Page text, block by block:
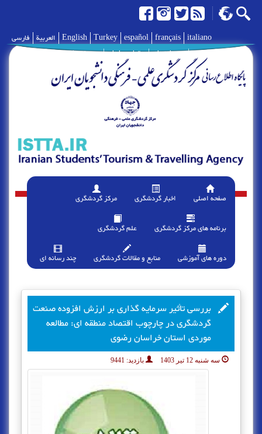
فارسی العربية English Turkey español français italiano
درباره ما | تماس با ما | پیوند ها |
صفحه اصلی اخبار گردشگری مرکز گردشگری
برنامه های مرکز گردشگری علم گردشگری
دوره های آموزشی منابع و مقالات گردشگری چند رسانه ای
بررسی تأثیر سرمایه گذاری بر ارزش افزوده صنعت
گردشگری در چارچوب اقتصاد منطقه ای: مطالعه
موردی استان خراسان رضوی
سه شنبه 12 تیر 1403 بازدید: 9441